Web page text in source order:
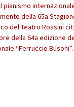
pianismo
della 65a
del Teatro Rossini
della 64a edizione
“Ferruccio